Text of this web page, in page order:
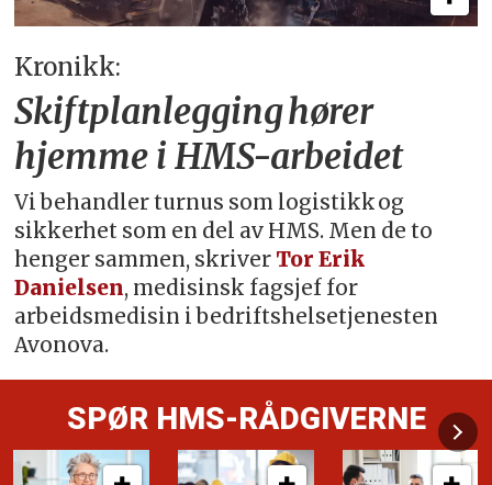
Kronikk:
Skiftplanlegging hører
hjemme i HMS-arbeidet
Vi behandler turnus som logistikk og
sikkerhet som en del av HMS. Men de to
henger sammen, skriver Tor Erik
Danielsen, medisinsk fagsjef for
arbeidsmedisin i bedriftshelsetjenesten
Avonova.
SPØR HMS-RÅDGIVERNE